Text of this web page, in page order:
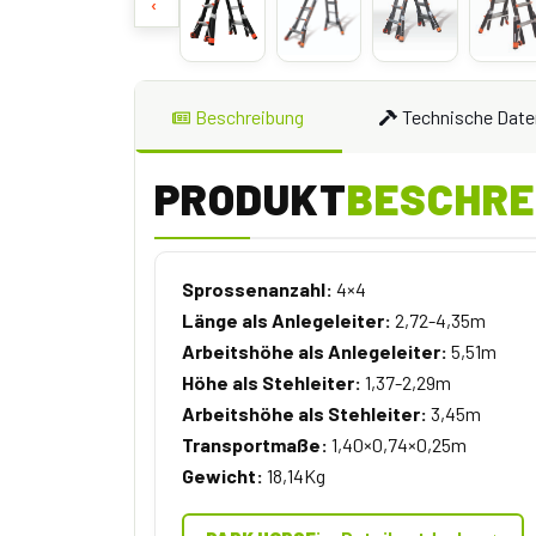
Beschreibung Technische
PRODUKT
Sprossenanzahl: 4×4
Länge als Anlegeleiter: 2,72-4,35m
Arbeitshöhe als Anlegeleiter: 5,51m
Höhe als Stehleiter: 1,37-2,29m
Arbeitshöhe als Stehleiter: 3,45m
Transportmaße: 1,40×0,74×0,25m
Gewicht: 18,14Kg